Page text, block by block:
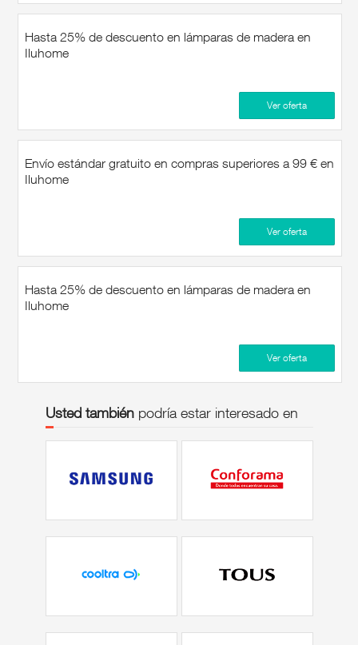
Hasta 25% de descuento en lámparas de madera en
Iluhome
Ver oferta
Envío estándar gratuito en compras superiores a 99 € en
Iluhome
Ver oferta
Hasta 25% de descuento en lámparas de madera en
Iluhome
Ver oferta
Usted tambiénpodría estar interesado en